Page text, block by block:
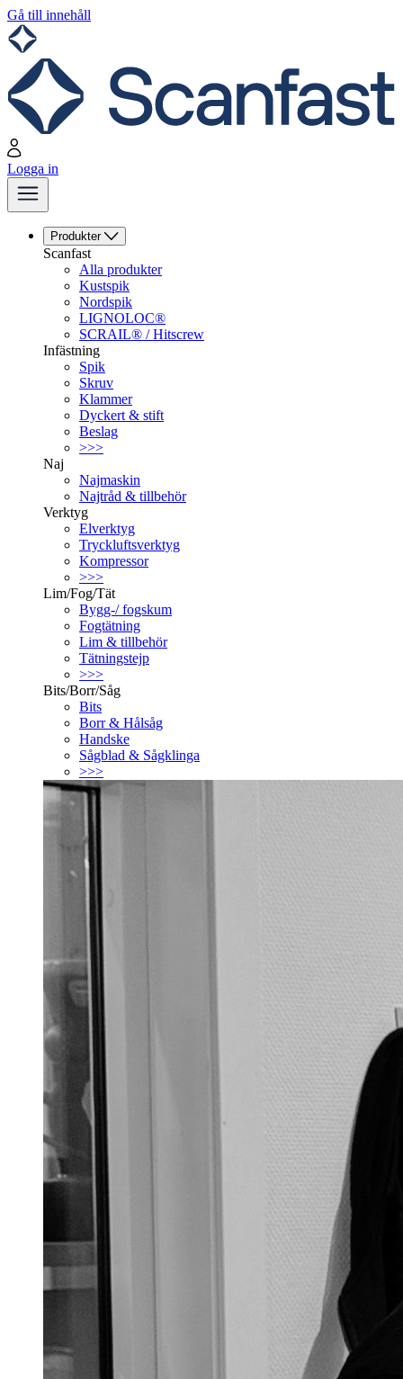
Gå till innehåll
Logga in
Produkter
Scanfast
Alla produkter
Kustspik
Nordspik
LIGNOLOC®
SCRAIL® / Hitscrew
Infästning
Spik
Skruv
Klammer
Dyckert & stift
Beslag
>>>
Naj
Najmaskin
Najtråd & tillbehör
Verktyg
Elverktyg
Tryckluftsverktyg
Kompressor
>>>
Lim/Fog/Tät
Bygg-/ fogskum
Fogtätning
Lim & tillbehör
Tätningstejp
>>>
Bits/Borr/Såg
Bits
Borr & Hålsåg
Handske
Sågblad & Sågklinga
>>>